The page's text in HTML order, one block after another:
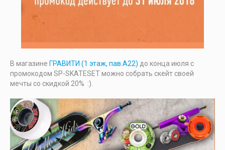
В магазине ГРАВИТИ (1 этаж, пав.А22) до конца июля с
промокодом SP-SKATESET можно собрать скейт своей
мечты со скидкой 20% :).